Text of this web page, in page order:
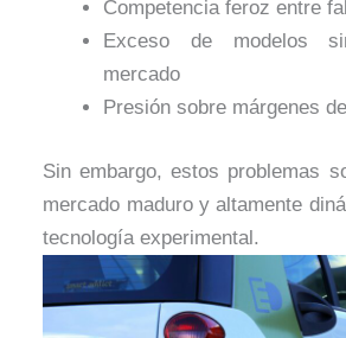
Competencia feroz entre
Exceso de modelos
mercado
Presión sobre márgenes
Sin embargo, estos problemas
mercado maduro y altamente
tecnología experimental.